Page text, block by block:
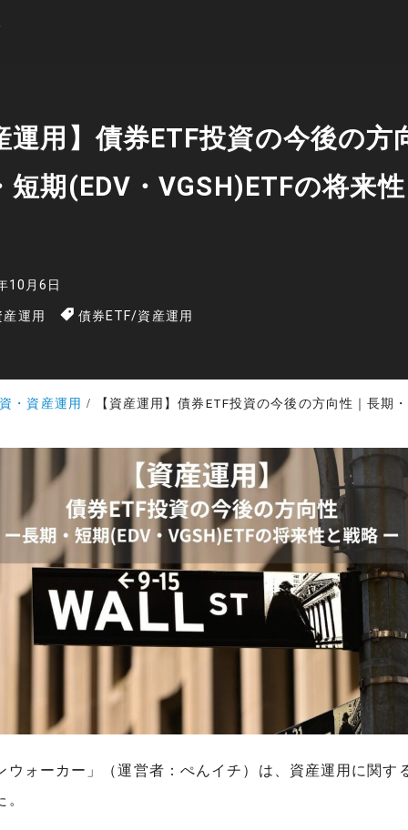
運用】債券ETF投資の今後の方
短期(EDV・VGSH)ETFの将来
10月6日
運用
債券ETF/資産運用
・資産運用 【資産運用】債券ETF投資の今後の方向性｜長期・短期(EDV・VGSH)ETF
ウォーカー」（運営者：ぺんイチ）は、資産運用に関す